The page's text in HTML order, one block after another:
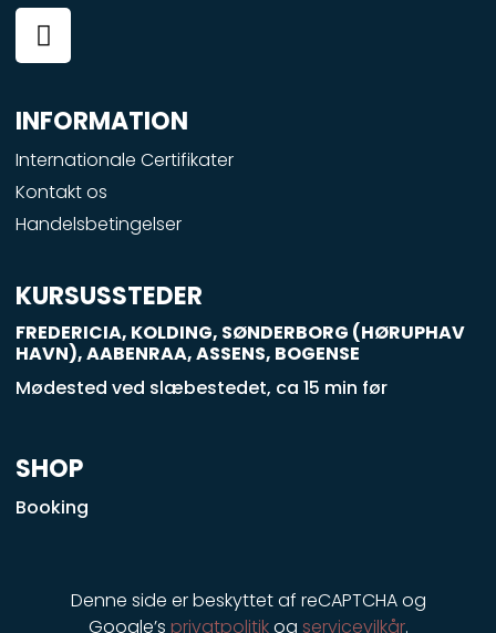
F
a
c
e
b
o
o
k
-
q
u
a
r
INFORMATION
Internationale Certifikater
Kontakt os
Handelsbetingelser
KURSUSSTEDER
FREDERICIA, KOLDING, SØNDERBORG (HØRUPHAV
HAVN), AABENRAA, ASSENS, BOGENSE
Mødested ved slæbestedet, ca 15 min før
SHOP
Booking
Denne side er beskyttet af reCAPTCHA og
Google’s privatpolitikog servicevilkår.